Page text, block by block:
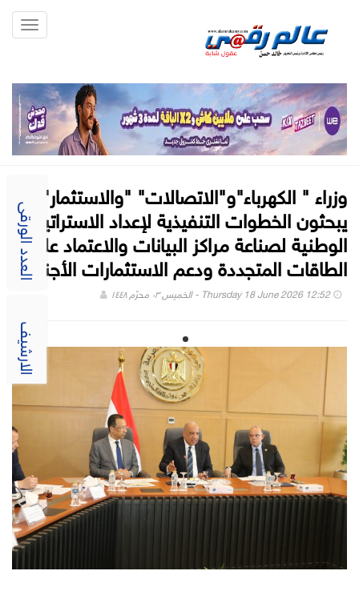
العدد الورقى
الارشيف
وزراء " الكهرباء"و"الاتصالات" "والاستثمار"
يبحثون الخطوات التنفيذية لإعداد الاستراتيجية
الوطنية لصناعة مراكز البيانات والاعتماد على
الطاقات المتجددة ودعم الاستثمارات الأجنبية
Thursday 18 June 2026 12:52 - الخميس ٠٣ محرّم ١٤٤٨